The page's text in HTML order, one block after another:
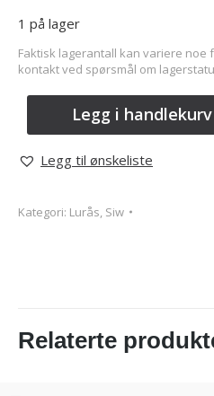
1 på lager
Faktisk lagerantall kan variere noe
kontakt ved spørsmål om
Legg i handlekurv
Legg til ønskeliste
Kategori: Lurås, Siw
Relaterte